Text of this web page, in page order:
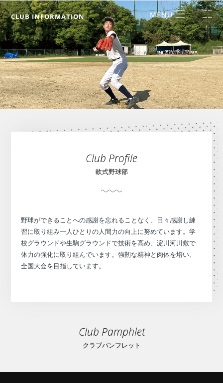
CLUB INFORMATION
Club Profile
軟式野球部
野球ができることへの感謝を忘れることなく、日々感謝し練
習に取り組み一人ひとりの人間力の向上に努めています。学
校グラウンドや生駒グラウンドで技術を高め、淀川河川敷で
体力の強化に取り組んでいます。強靭な精神と肉体を培い、
全国大会を目指しています。
Club Pamphlet
クラブパンフレット